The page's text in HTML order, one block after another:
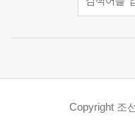
Copyright 조